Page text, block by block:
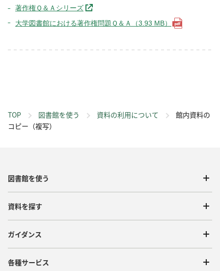
TOP 図書館を使う 資料の利用について
館内資料の
コピー（複写）
著作権Ｑ＆Ａシリーズ
大学図書館における著作権問題Ｑ＆Ａ（3.93 MB）
図書館を使う
資料を探す
ガイダンス
各種サービス